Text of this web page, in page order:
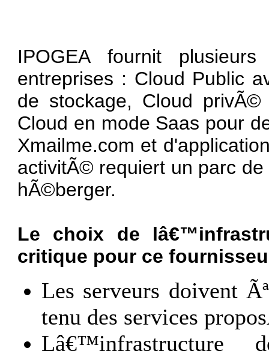
IPOGEA fournit
entreprises : Cloud Public
de stockage, Cloud
Cloud en mode Saas pour
Xmailme.com et
activitÃ© requiert un parc
hÃ©berger.
Le choix de
critique pour ce
Les serveurs doivent
tenu des services